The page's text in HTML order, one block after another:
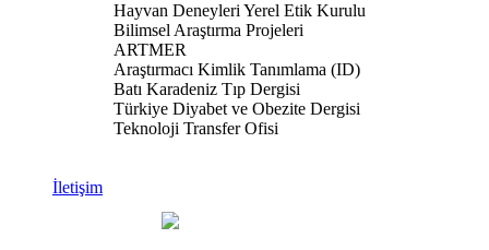
Hayvan Deneyleri Yerel Etik Kurulu
Bilimsel Araştırma Projeleri
ARTMER
Araştırmacı Kimlik Tanımlama (ID)
Batı Karadeniz Tıp Dergisi
Türkiye Diyabet ve Obezite Dergisi
Teknoloji Transfer Ofisi
İletişim